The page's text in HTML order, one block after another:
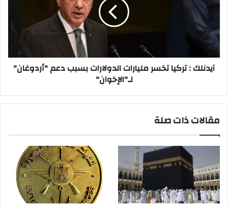
تخسر
مليارات
الدولارات
بسبب
دعم
"أردوغان"
لـ"الإخوان"
آيدنلك : تركيا تخسر مليارات الدولارات بسبب دعم "أردوغان"
لـ"الإخوان"
مقالات ذات صلة